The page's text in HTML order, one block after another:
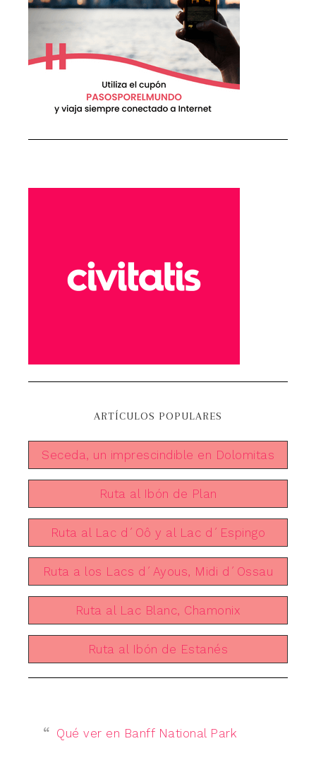
ARTÍCULOS POPULARES
Seceda, un imprescindible en Dolomitas
Ruta al Ibón de Plan
Ruta al Lac d´Oô y al Lac d´Espingo
Ruta a los Lacs d´Ayous, Midi d´Ossau
Ruta al Lac Blanc, Chamonix
Ruta al Ibón de Estanés
Qué ver en Banff National Park